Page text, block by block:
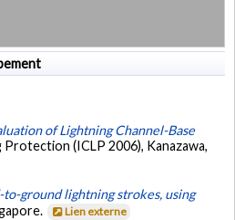
of Lightning Channel-Base
(ICLP 2006), Kanazawa,
ground lightning strokes, using
Lien externe